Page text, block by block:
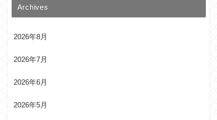
Archives
2026年8月
2026年7月
2026年6月
2026年5月